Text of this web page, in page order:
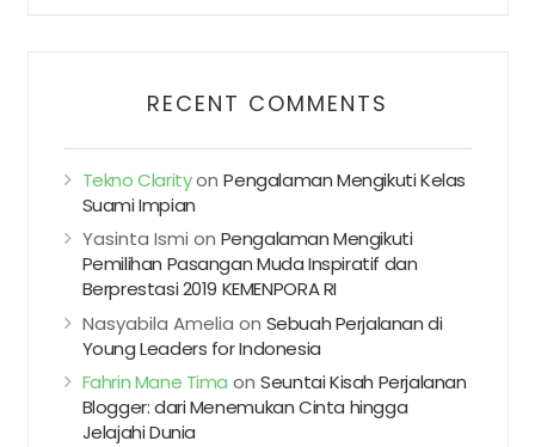
RECENT COMMENTS
Tekno ClarityonPengalaman Mengikuti Kelas
Suami Impian
Yasinta Ismi on Pengalaman Mengikuti
Pemilihan Pasangan Muda Inspiratif dan
Berprestasi 2019 KEMENPORA RI
Nasyabila Amelia on Sebuah Perjalanan di
Young Leaders for Indonesia
Fahrin Mane Tima onSeuntai Kisah Perjalanan
Blogger: dari Menemukan Cinta hingga
Jelajahi Dunia